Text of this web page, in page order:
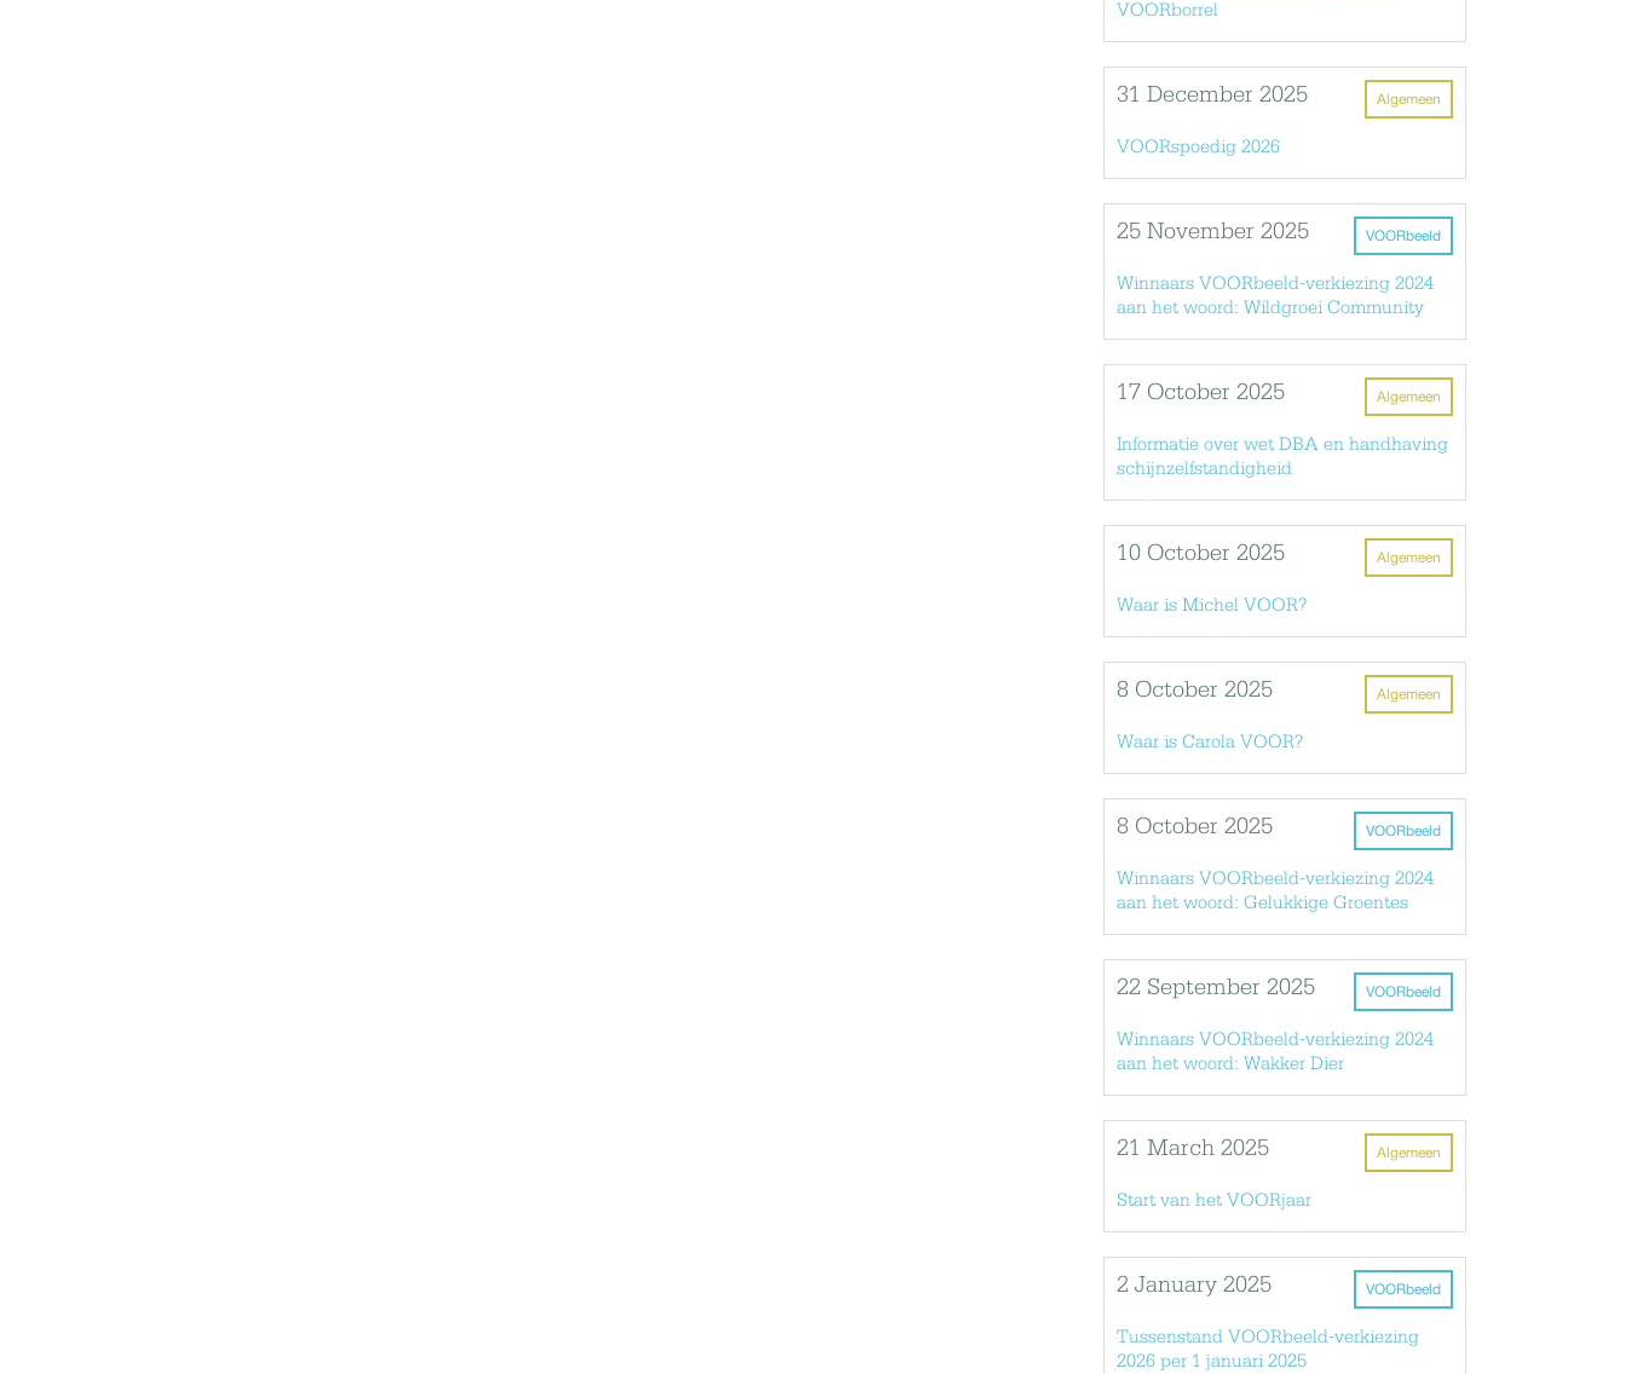
VOORborrel
Algemeen
31 December 2025
VOORspoedig 2026
VOORbeeld
25 November 2025
Winnaars VOORbeeld-verkiezing 2024
aan het woord: Wildgroei Community
Algemeen
17 October 2025
Informatie over wet DBA en handhaving
schijnzelfstandigheid
Algemeen
10 October 2025
Waar is Michel VOOR?
Algemeen
8 October 2025
Waar is Carola VOOR?
VOORbeeld
8 October 2025
Winnaars VOORbeeld-verkiezing 2024
aan het woord: Gelukkige Groentes
VOORbeeld
22 September 2025
Winnaars VOORbeeld-verkiezing 2024
aan het woord: Wakker Dier
Algemeen
21 March 2025
Start van het VOORjaar
VOORbeeld
2 January 2025
Tussenstand VOORbeeld-verkiezing
2026 per 1 januari 2025